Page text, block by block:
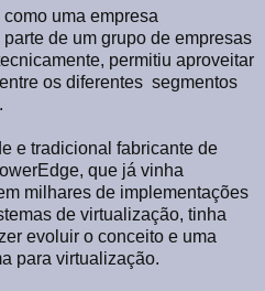
uma empresa
de um grupo de empresas
permitiu aproveitar
os diferentes segmentos
e tradicional fabricante de
que já vinha
milhares de implementações
de virtualização, tinha
evoluir o conceito e uma
para virtualização.